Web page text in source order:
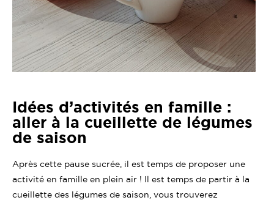
Idées d’activités en famille :
aller à la cueillette de légumes
de saison
Après cette pause sucrée, il est temps de proposer une
activité en famille en plein air ! Il est temps de partir à la
cueillette des légumes de saison, vous trouverez